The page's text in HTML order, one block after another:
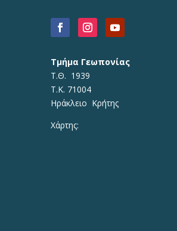
Τμήμα Γεωπονίας
Τ.Θ. 1939
Τ.Κ. 71004
Ηράκλειο Κρήτης
Χάρτης: